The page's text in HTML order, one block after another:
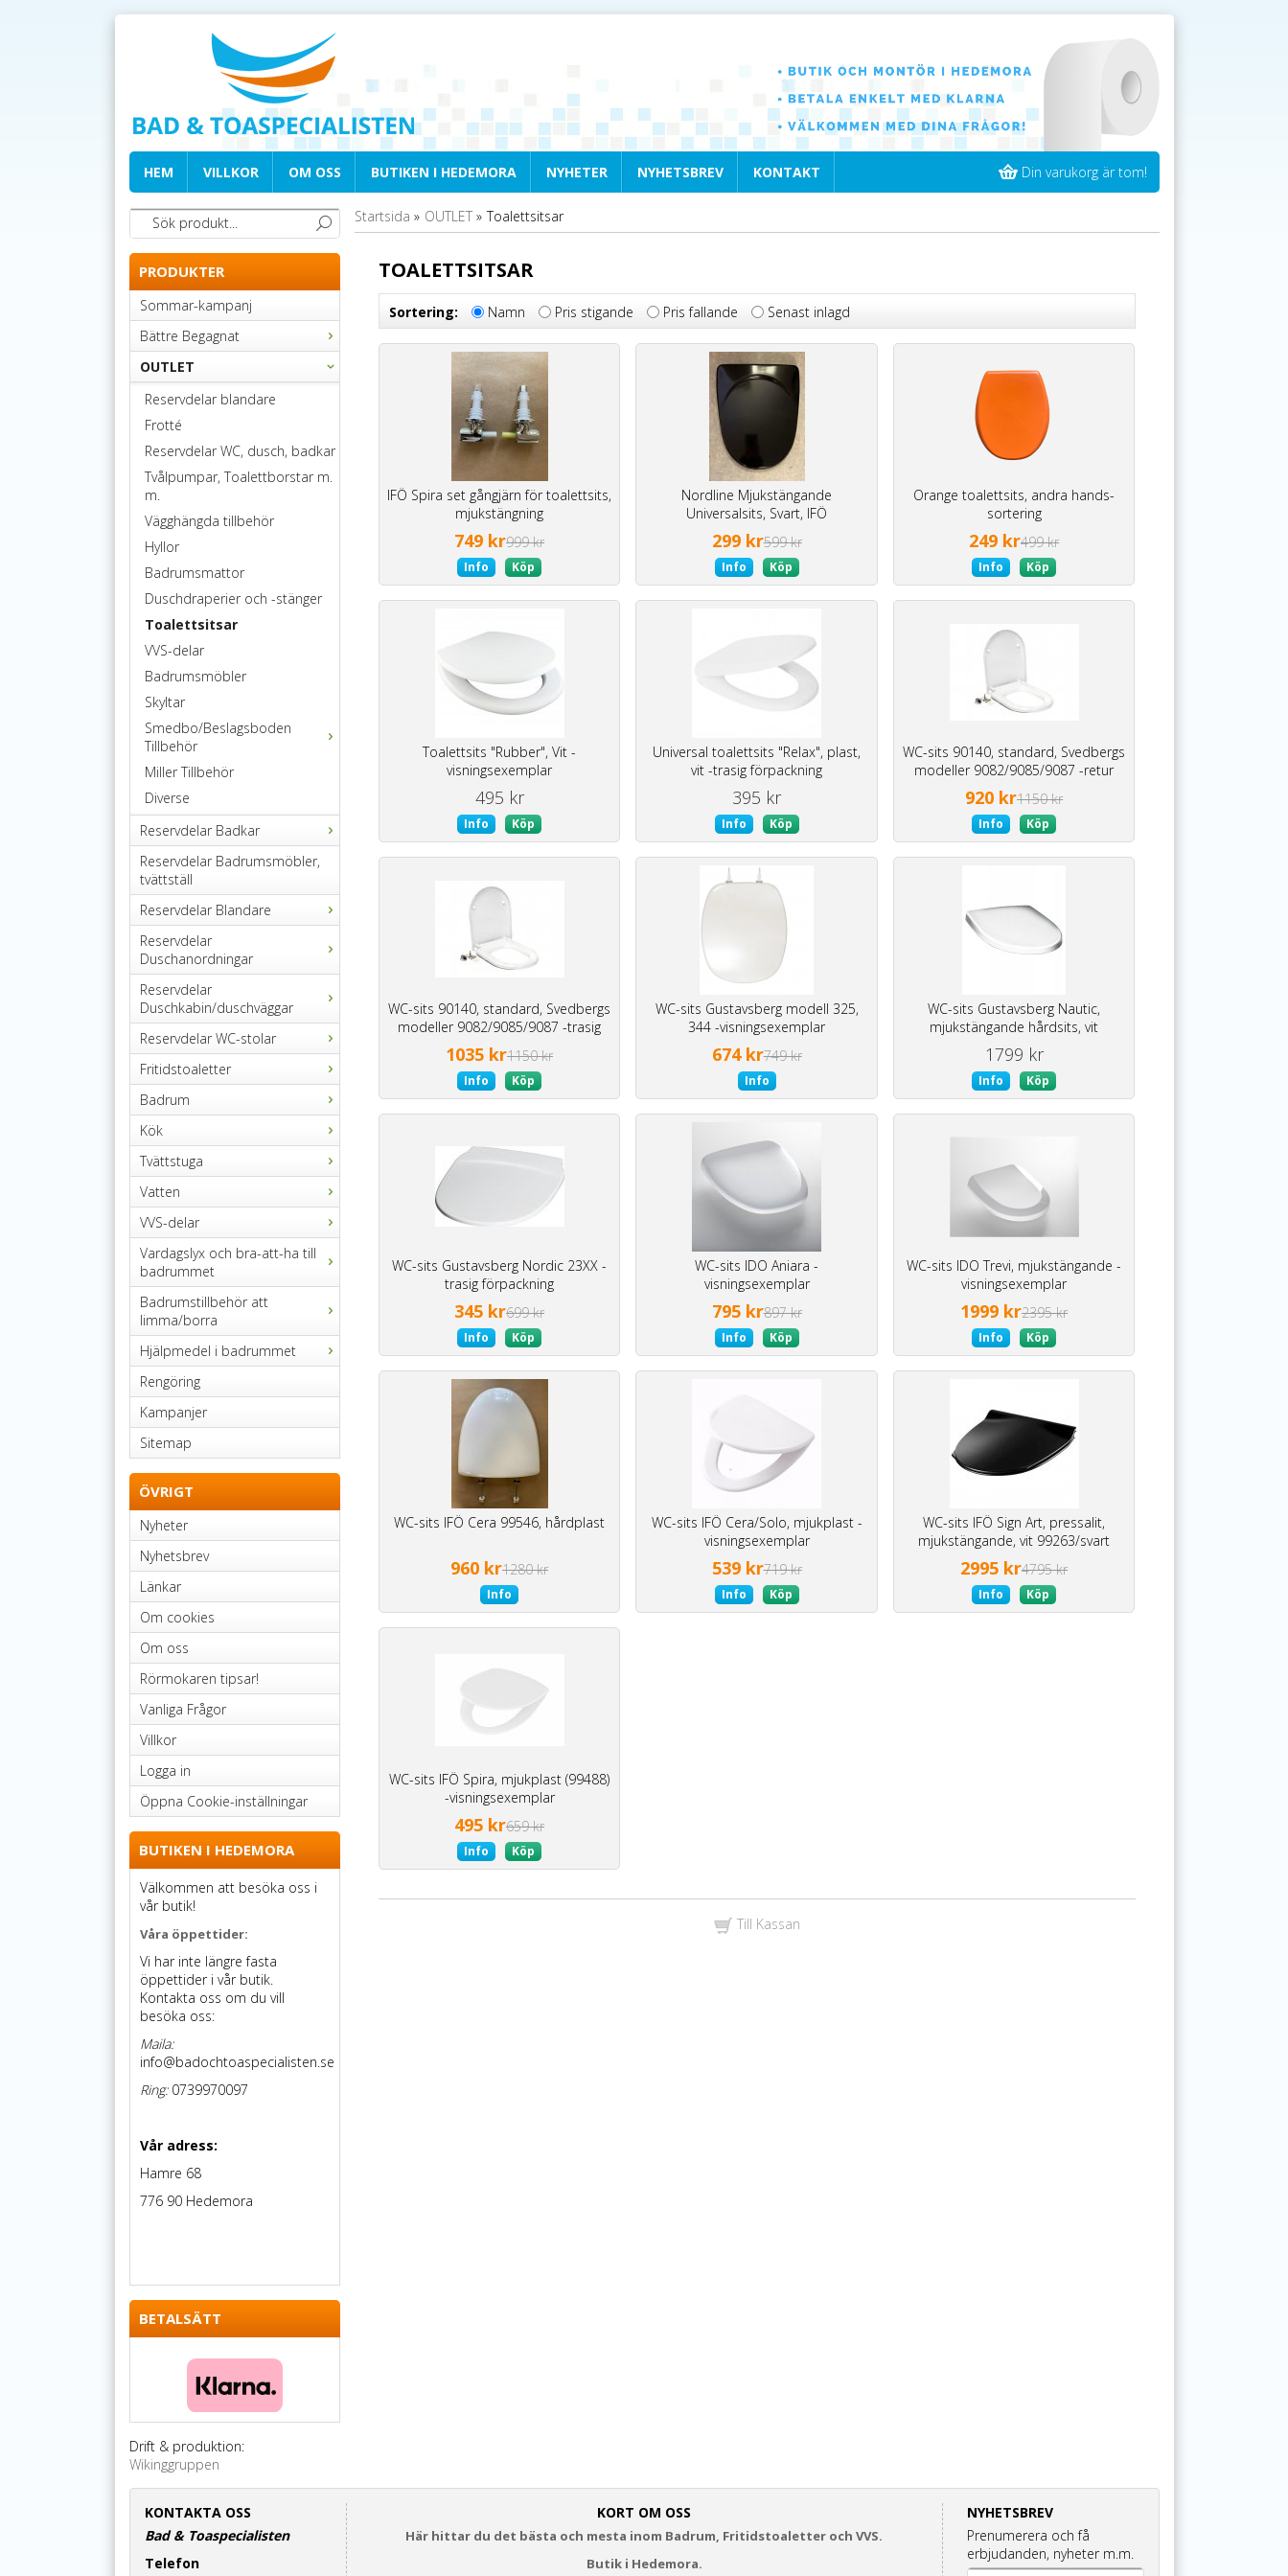
HEM VILLKOR OM OSS BUTIKEN I HEDEMORA NYHETER NYHETSBREV KONTAKT Din varukorg är tom!
PRODUKTER
Sommar-kampanj
Bättre Begagnat
OUTLET
Reservdelar blandare
Frotté
Reservdelar WC, dusch, badkar
Tvålpumpar, Toalettborstar m.
m.
Vägghängda tillbehör
Hyllor
Badrumsmattor
Duschdraperier och -stänger
Toalettsitsar
VVS-delar
Badrumsmöbler
Skyltar
Smedbo/Beslagsboden
Tillbehör
Miller Tillbehör
Diverse
Reservdelar Badkar
Reservdelar Badrumsmöbler,
tvättställ
Reservdelar Blandare
Reservdelar
Duschanordningar
Reservdelar
Duschkabin/duschväggar
Reservdelar WC-stolar
Fritidstoaletter
Badrum
Kök
Tvättstuga
Vatten
VVS-delar
Vardagslyx och bra-att-ha till
badrummet
Badrumstillbehör att
limma/borra
Hjälpmedel i badrummet
Rengöring
Kampanjer
Sitemap
ÖVRIGT
Nyheter
Nyhetsbrev
Länkar
Om cookies
Om oss
Rörmokaren tipsar!
Vanliga Frågor
Villkor
Logga in
Öppna Cookie-inställningar
BUTIKEN I HEDEMORA
Välkommen att besöka oss i
vår butik!
Våra öppettider:
Vi har inte längre fasta
öppettider i vår butik.
Kontakta oss om du vill
besöka oss:
Maila:
info@badochtoaspecialisten.se
Ring:0739970097
Vår adress:
Hamre 68
776 90 Hedemora
BETALSÄTT
Drift & produktion:
Wikinggruppen
Startsida » OUTLET» Toalettsitsar
TOALETTSITSAR
Sortering: Namn Pris stigande Pris fallande Senast inlagd
IFÖ Spira set gångjärn för toalettsits,
mjukstängning
749 kr999 kr
Info Köp
Nordline Mjukstängande
Universalsits, Svart, IFÖ
Sign/Gustavsberg Nordic
299 kr599 kr
Info Köp
Orange toalettsits, andra hands-
sortering
249 kr499 kr
Info Köp
Toalettsits "Rubber", Vit -
visningsexemplar
495 kr
Info Köp
Universal toalettsits "Relax", plast,
vit -trasig förpackning
395 kr
Info Köp
WC-sits 90140, standard, Svedbergs
modeller 9082/9085/9087 -retur
920 kr1150 kr
Info Köp
WC-sits 90140, standard, Svedbergs
modeller 9082/9085/9087 -trasig
kartong
1035 kr1150 kr
Info Köp
WC-sits Gustavsberg modell 325,
344 -visningsexemplar
674 kr749 kr
Info
WC-sits Gustavsberg Nautic,
mjukstängande hårdsits, vit
-öppnad kartong
1799 kr
Info Köp
WC-sits Gustavsberg Nordic 23XX -
trasig förpackning
345 kr699 kr
Info Köp
WC-sits IDO Aniara -
visningsexemplar
795 kr897 kr
Info Köp
WC-sits IDO Trevi, mjukstängande -
visningsexemplar
1999 kr2395 kr
Info Köp
WC-sits IFÖ Cera 99546, hårdplast
960 kr1280 kr
Info
WC-sits IFÖ Cera/Solo, mjukplast -
visningsexemplar
539 kr719 kr
Info Köp
WC-sits IFÖ Sign Art, pressalit,
mjukstängande, vit 99263/svart
99265 -trasig förpackning
2995 kr4795 kr
Info Köp
WC-sits IFÖ Spira, mjukplast (99488)
-visningsexemplar
495 kr659 kr
Info Köp
Till Kassan
KONTAKTA OSS
Bad & Toaspecialisten
Telefon
NYHETSBREV
Prenumerera och få
erbjudanden, nyheter m.m.
KORT OM OSS
Här hittar du det bästa och mesta inom Badrum, Fritidstoaletter och VVS.
Butik i Hedemora.